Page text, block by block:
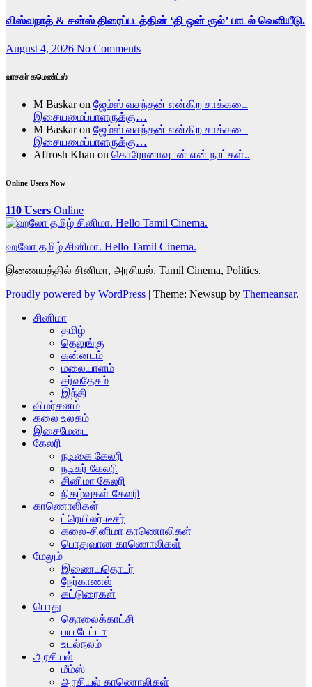
விஸ்வநாத் & சன்ஸ் திரைப்படத்தின் ‘தி ஒன் ரூல்’ பாடல் வெளியீடு.
August 4, 2026 No Comments
வாசகர் கமெண்ட்ஸ்
M Baskaron ஜேம்ஸ் வசந்தன் என்கிற சாக்கடை
இசையமைப்பாளருக்கு…
M Baskaron ஜேம்ஸ் வசந்தன் என்கிற சாக்கடை
இசையமைப்பாளருக்கு…
Affrosh Khan on கொரோனாவுடன் என் நாட்கள்..
Online Users Now
110 Users Online
ஹலோ தமிழ் சினிமா. Hello Tamil Cinema.
இணையத்தில் சினிமா, அரசியல். Tamil Cinema, Politics.
Proudly powered by WordPress | Theme: Newsup by Themeansar.
சினிமா
தமிழ்
தெலுங்கு
கன்னடம்
மலையாளம்
சர்வதேசம்
இந்தி
விமர்சனம்
கலை உலகம்
இசைமேடை
கேலரி
நடிகை கேலரி
நடிகர் கேலரி
சினிமா கேலரி
நிகழ்வுகள் கேலரி
காணொலிகள்
ட்ரெயிலர்-டீசர்
கலை-சினிமா காணொலிகள்
பொதுவான காணொலிகள்
மேலும்
இணையதொடர்
நேர்காணல்
கட்டுரைகள்
பொது
தொலைக்காட்சி
பய டேட்டா
உடல்நலம்
அரசியல்
மீம்ஸ்
அரசியல் காணொலிகள்